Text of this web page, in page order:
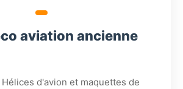
aviation ancienne
d'avion et maquettes de